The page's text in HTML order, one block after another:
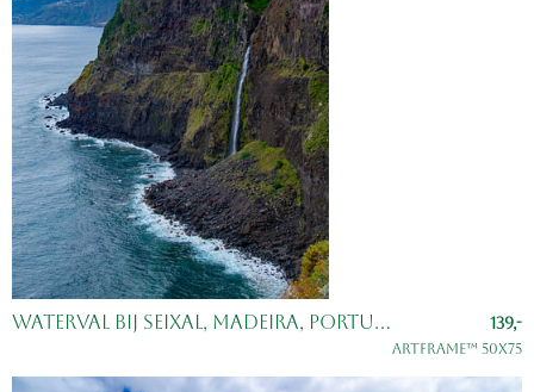
Waterval bij Seixal, Madeira, Portugal 139,-
ArtFrame™ 50x75